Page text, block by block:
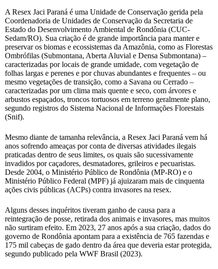
A Resex Jaci Paraná é uma Unidade de Conservação gerida pela
Coordenadoria de Unidades de Conservação da Secretaria de
Estado do Desenvolvimento Ambiental de Rondônia (CUC-
Sedam/RO). Sua criação é de grande importância para manter e
preservar os biomas e ecossistemas da Amazônia, como as Florestas
Ombrófilas (Submontana, Aberta Aluvial e Densa Submontana) –
caracterizadas por locais de grande umidade, com vegetação de
folhas largas e perenes e por chuvas abundantes e frequentes – ou
mesmo vegetações de transição, como a Savana ou Cerrado –
caracterizadas por um clima mais quente e seco, com árvores e
arbustos espaçados, troncos tortuosos em terreno geralmente plano,
segundo registros do Sistema Nacional de Informações Florestais
(Snif).
Mesmo diante de tamanha relevância, a Resex Jaci Paraná vem há
anos sofrendo ameaças por conta de diversas atividades ilegais
praticadas dentro de seus limites, os quais são sucessivamente
invadidos por caçadores, desmatadores, grileiros e pecuaristas.
Desde 2004, o Ministério Público de Rondônia (MP-RO) e o
Ministério Público Federal (MPF) já ajuizaram mais de cinquenta
ações civis públicas (ACPs) contra invasores na resex.
Alguns desses inquéritos tiveram ganho de causa para a
reintegração de posse, retirada dos animais e invasores, mas muitos
não surtiram efeito. Em 2023, 27 anos após a sua criação, dados do
governo de Rondônia apontam para a existência de 765 fazendas e
175 mil cabeças de gado dentro da área que deveria estar protegida,
segundo publicado pela WWF Brasil (2023).